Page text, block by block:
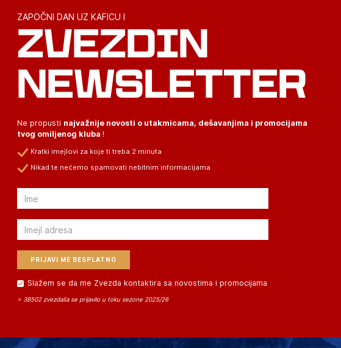
ZAPOČNI DAN UZ KAFICU I
ZVEZDIN
NEWSLETTER
Ne propusti najvažnije novosti o utakmicama, dešavanjima i promocijama
tvog omiljenog kluba !
Kratki imejlovi za koje ti treba 2 minuta
Nikad te nećemo spamovati nebitnim informacijama
Email
Email
Slažem se da me Zvezda kontaktira sa novostima i promocijama
⭐ 38502 zvezdaša se prijavilo u toku sezone 2025/26